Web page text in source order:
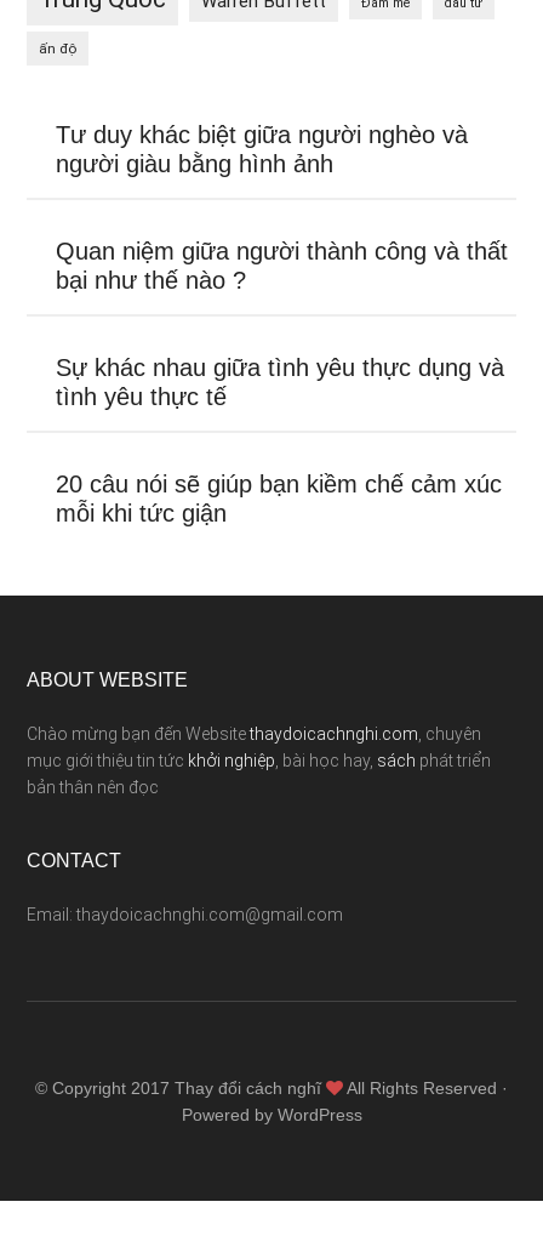
ấn độ
Tư duy khác biệt giữa người nghèo và
người giàu bằng hình ảnh
Quan niệm giữa người thành công và thất
bại như thế nào ?
Sự khác nhau giữa tình yêu thực dụng và
tình yêu thực tế
20 câu nói sẽ giúp bạn kiềm chế cảm xúc
mỗi khi tức giận
ABOUT WEBSITE
Chào mừng bạn đến Websitethaydoicachnghi.com , chuyên
mục giới thiệu tin tức khởi nghiệp , bài học hay, sách phát triển
bản thân nên đọc
CONTACT
Email: thaydoicachnghi.com@gmail.com
© Copyright 2017 Thay đổi cách nghĩ
All Rights Reserved ·
Powered by WordPress